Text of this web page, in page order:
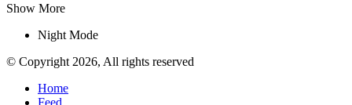
Show More
Night Mode
© Copyright 2026, All rights reserved
Home
Feed